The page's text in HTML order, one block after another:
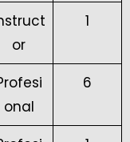
or
1
onal
6